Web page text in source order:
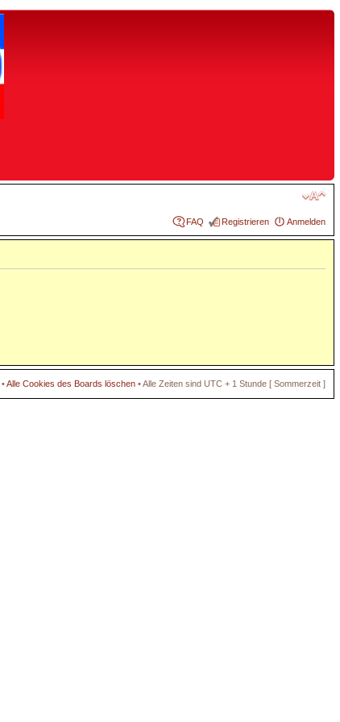
FAQ Registrieren Anmelden
•Alle Cookies des Boards löschen • Alle Zeiten sind UTC + 1 Stunde [ Sommerzeit ]